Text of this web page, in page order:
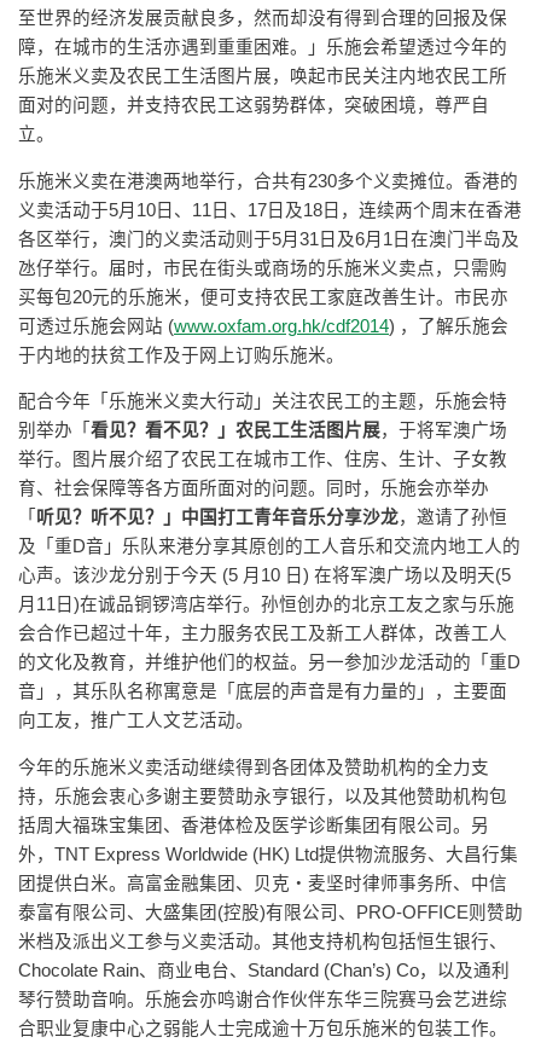
至世界的经济发展贡献良多，然而却没有得到合理的回报及保
障，在城市的生活亦遇到重重困难。」乐施会希望透过今年的
乐施米义卖及农民工生活图片展，唤起市民关注内地农民工所
面对的问题，并支持农民工这弱势群体，突破困境，尊严自
立。
乐施米义卖在港澳两地举行，合共有230多个义卖摊位。香港的
义卖活动于5月10日、11日、17日及18日，连续两个周末在香港
各区举行，澳门的义卖活动则于5月31日及6月1日在澳门半岛及
氹仔举行。届时，市民在街头或商场的乐施米义卖点，只需购
买每包20元的乐施米，便可支持农民工家庭改善生计。市民亦
可透过乐施会网站 (www.oxfam.org.hk/cdf2014) ，了解乐施会
于内地的扶贫工作及于网上订购乐施米。
配合今年「乐施米义卖大行动」关注农民工的主题，乐施会特
别举办「 看见？看不见？」农民工生活图片展，于将军澳广场
举行。图片展介绍了农民工在城市工作、住房、生计、子女教
育、社会保障等各方面所面对的问题。同时，乐施会亦举办
「 听见？听不见？」中国打工青年音乐分享沙龙，邀请了孙恒
及「重D音」乐队来港分享其原创的工人音乐和交流内地工人的
心声。该沙龙分别于今天 (5 月10 日) 在将军澳广场以及明天(5
月11日)在诚品铜锣湾店举行。孙恒创办的北京工友之家与乐施
会合作已超过十年，主力服务农民工及新工人群体，改善工人
的文化及教育，并维护他们的权益。另一参加沙龙活动的「重D
音」，其乐队名称寓意是「底层的声音是有力量的」，主要面
向工友，推广工人文艺活动。
今年的乐施米义卖活动继续得到各团体及赞助机构的全力支
持，乐施会衷心多谢主要赞助永亨银行，以及其他赞助机构包
括周大福珠宝集团、香港体检及医学诊断集团有限公司。另
外，TNT Express Worldwide (HK) Ltd提供物流服务、大昌行集
团提供白米。高富金融集团、贝克‧麦坚时律师事务所、中信
泰富有限公司、大盛集团(控股)有限公司、PRO-OFFICE则赞助
米档及派出义工参与义卖活动。其他支持机构包括恒生银行、
Chocolate Rain、商业电台、Standard (Chan’s) Co，以及通利
琴行赞助音响。乐施会亦鸣谢合作伙伴东华三院赛马会艺进综
合职业复康中心之弱能人士完成逾十万包乐施米的包装工作。